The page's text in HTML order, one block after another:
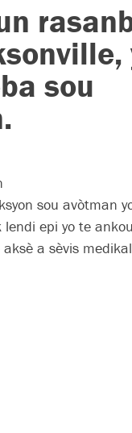
sou
sou avòtman
epi yo te
a sèvis